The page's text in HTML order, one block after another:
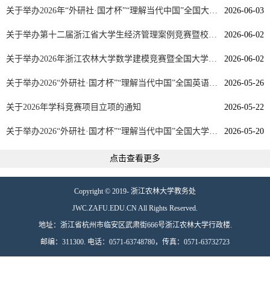
2026-06-03
关于举办2026年“外研社·国才杯”“理解当代中国”全国大学生...
2026-06-02
关于举办第十二届浙江省大学生经济管理案例竞赛暨校内选拔赛...
2026-06-02
关于举办2026年浙江农林大学数学建模竞赛暨全国大学生数学建...
2026-05-26
关于举办2026“外研社·国才杯”“理解当代中国”全国英语笔译...
2026-05-22
关于2026年学科竞赛项目立项的通知
2026-05-20
关于举办2026“外研社·国才杯”“理解当代中国”全国大学生外...
点击查看更多
Copyright © 2019- 浙江农林大学教务处
JWC.ZAFU.EDU.CN All Rights Reserved.
地址：浙江省杭州市临安区武肃街666号浙江农林大学行政楼.
邮编：311300. 电话：0571-63748780，传真：0571-63732723